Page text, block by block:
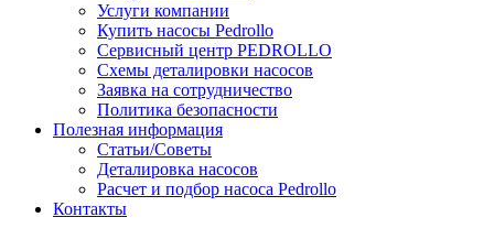
Услуги компании
Купить насосы Pedrollo
Сервисный центр PEDROLLO
Схемы деталировки насосов
Заявка на сотрудничество
Политика безопасности
Полезная информация
Статьи/Советы
Деталировка насосов
Расчет и подбор насоса Pedrollo
Контакты